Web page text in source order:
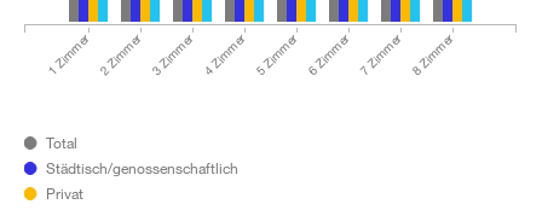
1 Zimmer 2 Zimmer 3 Zimmer 4 Zimmer 5 Zimmer 6 Zimmer 7 Zimmer 8 Zimmer
Total
Städtisch/genossenschaftlich
Privat